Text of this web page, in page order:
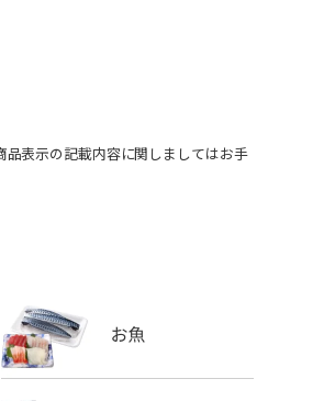
表示の記載内容に関しましてはお手